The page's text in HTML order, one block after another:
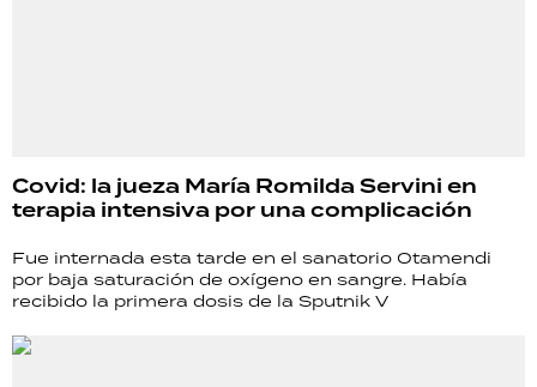
Covid: la jueza María Romilda Servini en
terapia intensiva por una complicación
Fue internada esta tarde en el sanatorio Otamendi
por baja saturación de oxígeno en sangre. Había
recibido la primera dosis de la Sputnik V